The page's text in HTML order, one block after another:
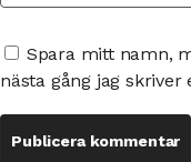
Spara mitt namn,
nästa gång jag skriver